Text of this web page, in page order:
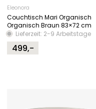
Eleonora
Couchtisch Mari Organisch
Organisch Braun 83×72 cm
Lieferzeit: 2-9 Arbeitstage
499,-